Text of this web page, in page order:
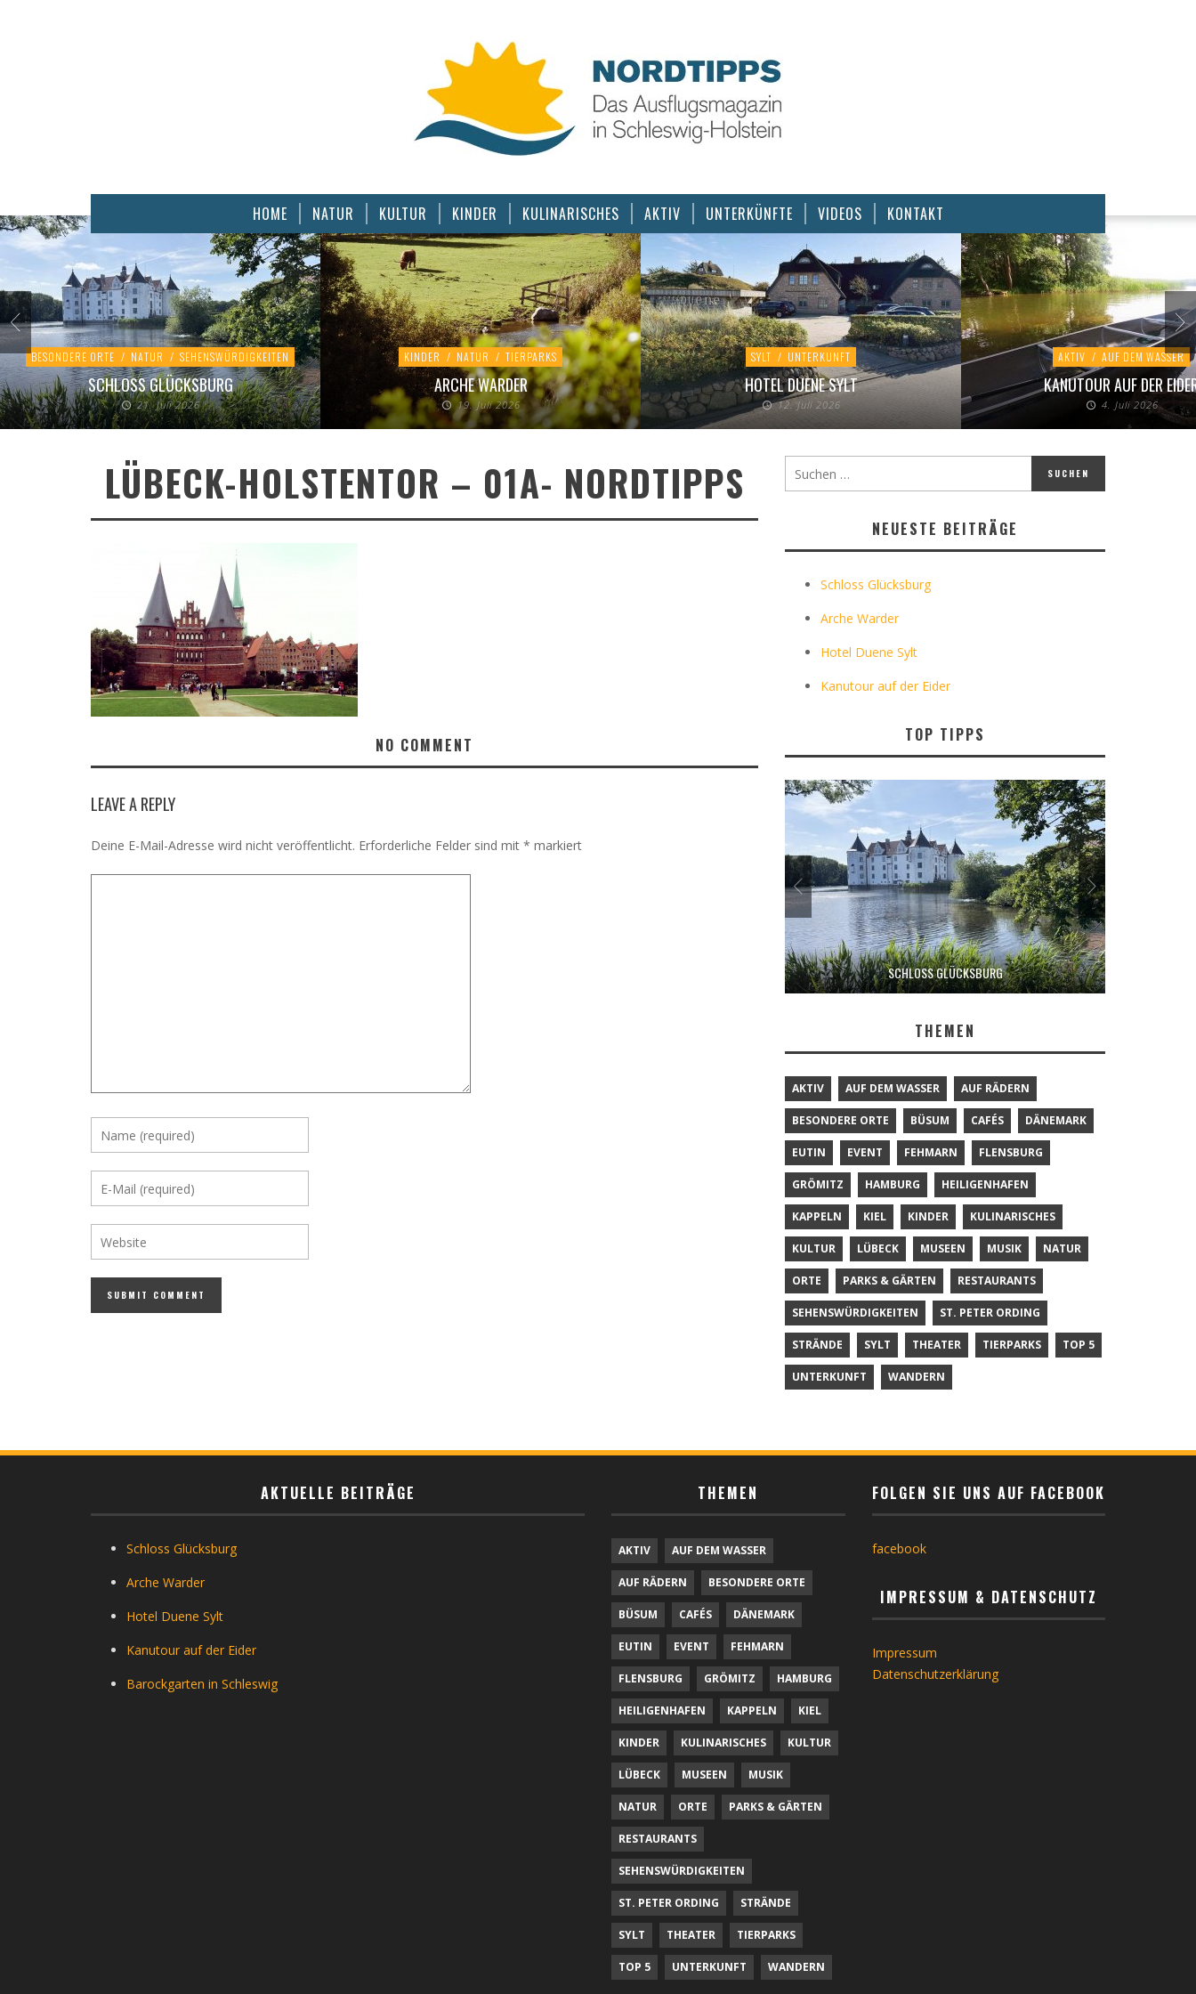
HOME NATUR KULTUR KINDER KULINARISCHES AKTIV UNTERKÜNFTE VIDEOS KONTAKT
BESONDERE ORTE / NATUR / SEHENSWÜRDIGKEITEN
SCHLOSS GLÜCKSBURG
21. Juli 2026
KINDER / NATUR / TIERPARKS
ARCHE WARDER
19. Juli 2026
SYLT / UNTERKUNFT
HOTEL DUENE SYLT
12. Juli 2026
AKTIV / AUF DEM WASSER
KANUTOUR AUF DER
4. Juli 2026
LÜBECK-HOLSTENTOR – 01A- NORDTIPPS
NO COMMENT
LEAVE A REPLY
Deine E-Mail-Adresse wird nicht veröffentlicht. Erforderliche Felder sind mit * markiert
NEUESTE BEITRÄGE
Schloss Glücksburg
Arche Warder
Hotel Duene Sylt
Kanutour auf der Eider
TOP TIPPS
SCHLOSS GLÜCKSBURG
THEMEN
AKTIV AUF DEM WASSER AUF RÄDERN
BESONDERE ORTE BÜSUM CAFÉS DÄNEMARK
EUTIN EVENT FEHMARN FLENSBURG
GRÖMITZ HAMBURG HEILIGENHAFEN
KAPPELN KIEL KINDER KULINARISCHES
KULTUR LÜBECK MUSEEN MUSIK NATUR
ORTE PARKS & GÄRTEN RESTAURANTS
SEHENSWÜRDIGKEITEN ST. PETER ORDING
STRÄNDE SYLT THEATER TIERPARKS TOP 5
UNTERKUNFT WANDERN
AKTUELLE BEITRÄGE
Schloss Glücksburg
Arche Warder
Hotel Duene Sylt
Kanutour auf der Eider
Barockgarten in Schleswig
THEMEN
AKTIV AUF DEM WASSER
AUF RÄDERN BESONDERE ORTE
BÜSUM CAFÉS DÄNEMARK
EUTIN EVENT FEHMARN
FLENSBURG GRÖMITZ HAMBURG
HEILIGENHAFEN KAPPELN KIEL
KINDER KULINARISCHES KULTUR
LÜBECK MUSEEN MUSIK
NATUR ORTE PARKS & GÄRTEN
RESTAURANTS
SEHENSWÜRDIGKEITEN
ST. PETER ORDING STRÄNDE
SYLT THEATER TIERPARKS
TOP 5 UNTERKUNFT WANDERN
FOLGEN SIE UNS AUF FACEBOOK
facebook
IMPRESSUM & DATENSCHUTZ
Impressum
Datenschutzerklärung